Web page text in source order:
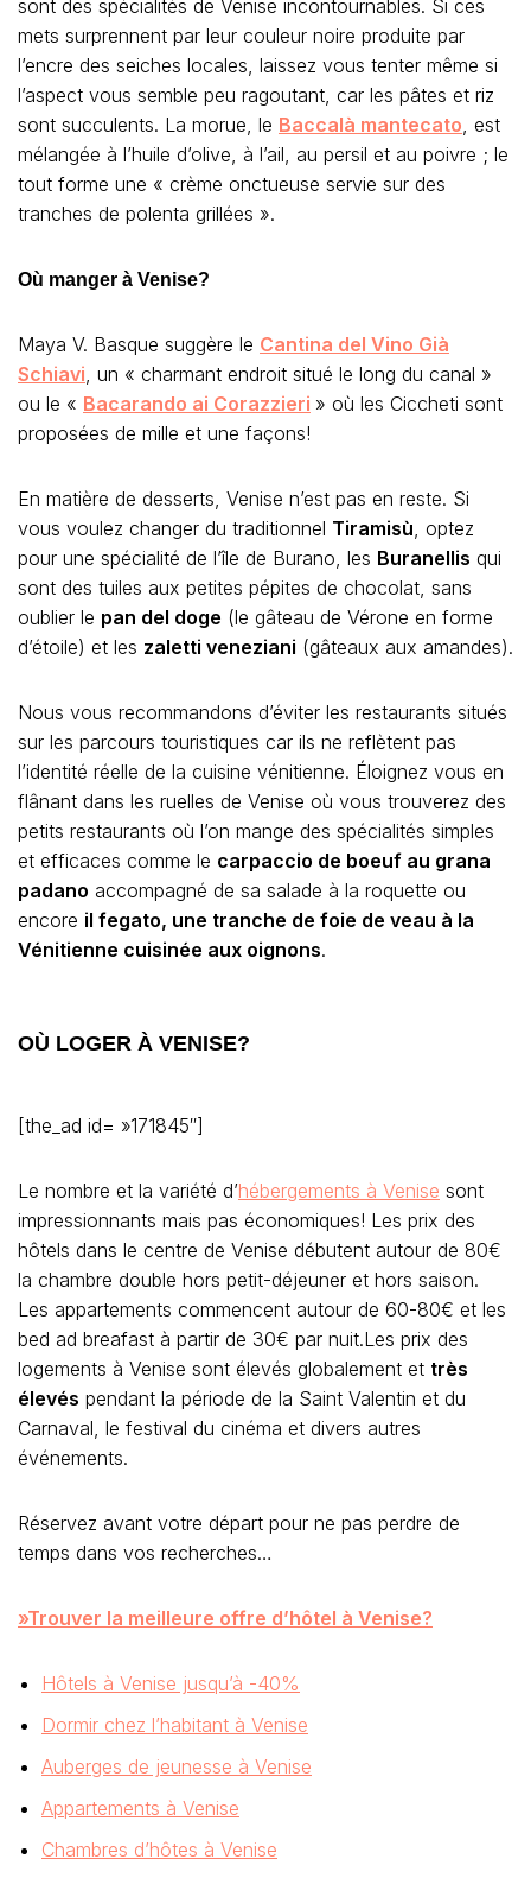
sont des spécialités de Venise incontournables. Si ces
mets surprennent par leur couleur noire produite par
l’encre des seiches locales, laissez vous tenter même si
l’aspect vous semble peu ragoutant, car les pâtes et riz
sont succulents. La morue, le Baccalà mantecato , est
mélangée à l’huile d’olive, à l’ail, au persil et au poivre ; le
tout forme une « crème onctueuse servie sur des
tranches de polenta grillées ».
Où manger à Venise?
Maya V. Basque suggère le Cantina del Vino Già
Schiavi , un « charmant endroit situé le long du canal »
ou le « Bacarando ai Corazzieri » où les Ciccheti sont
proposées de mille et une façons!
En matière de desserts, Venise n’est pas en reste. Si
vous voulez changer du traditionnel Tiramisù , optez
pour une spécialité de l’île de Burano, les Buranellis qui
sont des tuiles aux petites pépites de chocolat, sans
oublier le pan del doge (le gâteau de Vérone en forme
d’étoile) et les zaletti veneziani (gâteaux aux amandes).
Nous vous recommandons d’éviter les restaurants situés
sur les parcours touristiques car ils ne reflètent pas
l’identité réelle de la cuisine vénitienne. Éloignez vous en
flânant dans les ruelles de Venise où vous trouverez des
petits restaurants où l’on mange des spécialités simples
et efficaces comme le carpaccio de boeuf au grana
padano accompagné de sa salade à la roquette ou
encore il fegato, une tranche de foie de veau à la
Vénitienne cuisinée aux oignons.
OÙ LOGER À VENISE?
[the_ad id= »171845″]
Le nombre et la variété d’hébergements à Venise sont
impressionnants mais pas économiques! Les prix des
hôtels dans le centre de Venise débutent autour de 80€
la chambre double hors petit-déjeuner et hors saison.
Les appartements commencent autour de 60-80€ et les
bed ad breafast à partir de 30€ par nuit.Les prix des
logements à Venise sont élevés globalement et très
élevés pendant la période de la Saint Valentin et du
Carnaval, le festival du cinéma et divers autres
événements.
Réservez avant votre départ pour ne pas perdre de
temps dans vos recherches…
»Trouver la meilleure offre d’hôtel à Venise?
Hôtels à Venise jusqu’à -40%
Dormir chez l’habitant à Venise
Auberges de jeunesse à Venise
Appartements à Venise
Chambres d’hôtes à Venise